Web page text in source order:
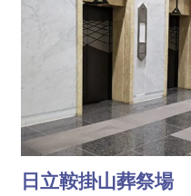
日立鞍掛山葬祭場